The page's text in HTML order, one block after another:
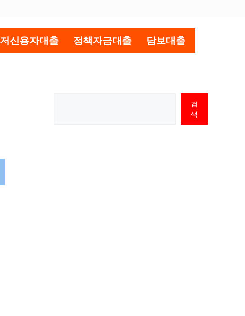
저신용자대출 정책자금대출 담보대출
검
색